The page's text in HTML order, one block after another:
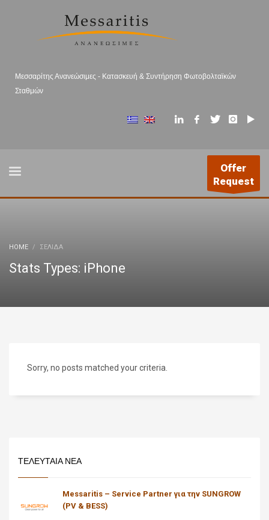
Μεσσαρίτης Ανανεώσιμες - Κατασκευή & Συντήρηση Φωτοβολταϊκών
Σταθμών
Offer
Request
HOME ΣΕΛΊΔΑ
Stats Types: iPhone
Sorry, no posts matched your criteria.
ΤΕΛΕΥΤΑΙΑ ΝΕΑ
Messaritis – Service Partner για την SUNGROW
(PV & BESS)